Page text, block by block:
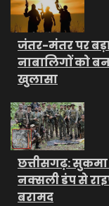
जंतर-मंतर पर
नाबालिगों को
खुलासा
छत्तीसगढ़: सुकमा
नक्सली डंप से
बरामद